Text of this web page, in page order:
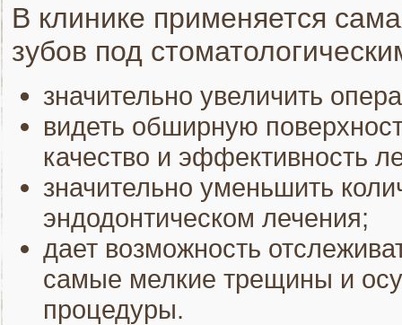
В клинике применяется
зубов под
значительно увеличить
видеть обширную
качество и эффективность
значительно уменьшить
эндодонтическом лечения;
дает возможность
самые мелкие трещины и
процедуры.